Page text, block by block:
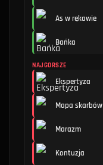
As w rękawie
Bańka
NAJGORSZE
Ekspertyza
Mapa skarbów
Marazm
Kontuzja